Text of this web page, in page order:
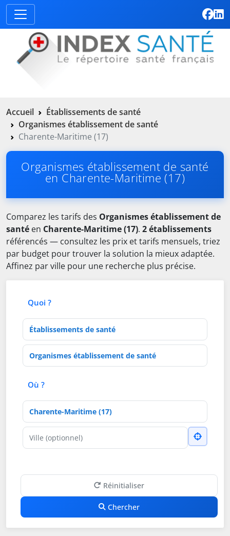
Accueil
Établissements de santé
Organismes établissement de santé
Charente-Maritime (17)
Organismes établissement de santé
en Charente-Maritime (17)
Comparez les tarifs des Organismes établissement de
santé en Charente-Maritime (17). 2 établissements
référencés — consultez les prix et tarifs mensuels, triez
par budget pour trouver la solution la mieux adaptée.
Affinez par ville pour une recherche plus précise.
Quoi ?
Type d'établissement
Activités de soins
Où ?
Département
Ville
Réinitialiser
Chercher